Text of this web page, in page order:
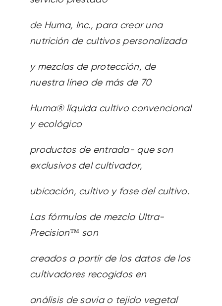
de Huma, Inc., para crear una
nutrición de cultivos personalizada
y mezclas de protección, de
nuestra línea de más de 70
Huma® líquida cultivo convencional
y ecológico
productos de entrada- que son
exclusivos del cultivador,
ubicación, cultivo y fase del cultivo.
Las fórmulas de mezcla Ultra-
Precision™ son
creados a partir de los datos de los
cultivadores recogidos en
análisis de savia o tejido vegetal